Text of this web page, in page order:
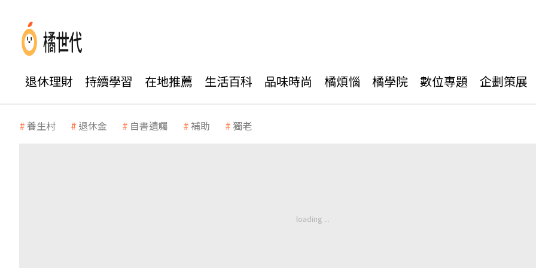
退休理財 持續學習 在地推薦 生活百科 品味時尚 橘煩惱 橘學院 數位專題 企劃策展
養生村 退休金 自書遺囑 補助 獨老